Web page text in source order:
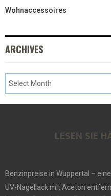
Wohnaccessoires
ARCHIVES
LESEN SIE
Benzinpreise in Wuppertal –
UV-Nagellack mit Aceton